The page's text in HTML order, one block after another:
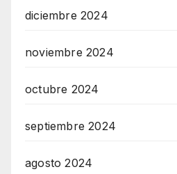
diciembre 2024
noviembre 2024
octubre 2024
septiembre 2024
agosto 2024